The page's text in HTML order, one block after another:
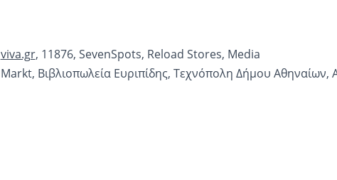
viva.gr, 11876, SevenSpots, Reload Stores, Media
Markt, Βιβλιοπωλεία Ευριπίδης, Τεχνόπολη Δήμου